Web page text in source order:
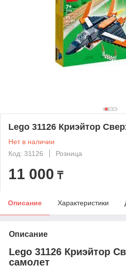
Lego 31126 Криэйтор
Нет в наличии
Код: 31126
Розница
11 000 ₸
Описание Характеристики
Описание
Lego 31126 Криэйтор
самолет